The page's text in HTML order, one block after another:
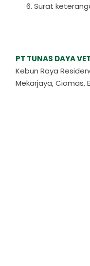
Surat
PT TUNAS DAYA
Kebun Raya
Mekarjaya, Ciomas,